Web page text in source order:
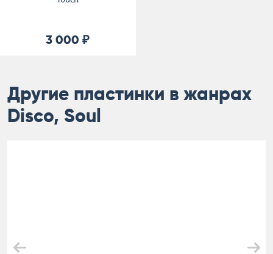
3 000 ₽
Другие пластинки в жанрах
Disco, Soul